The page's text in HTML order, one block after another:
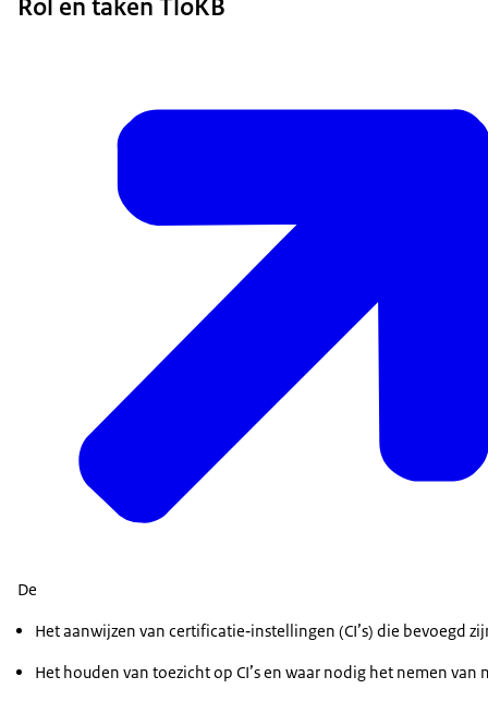
De
Het aanwijzen van certificatie‑instellingen (CI’s) die bevoegd
Het houden van toezicht op CI’s en waar nodig het nemen van